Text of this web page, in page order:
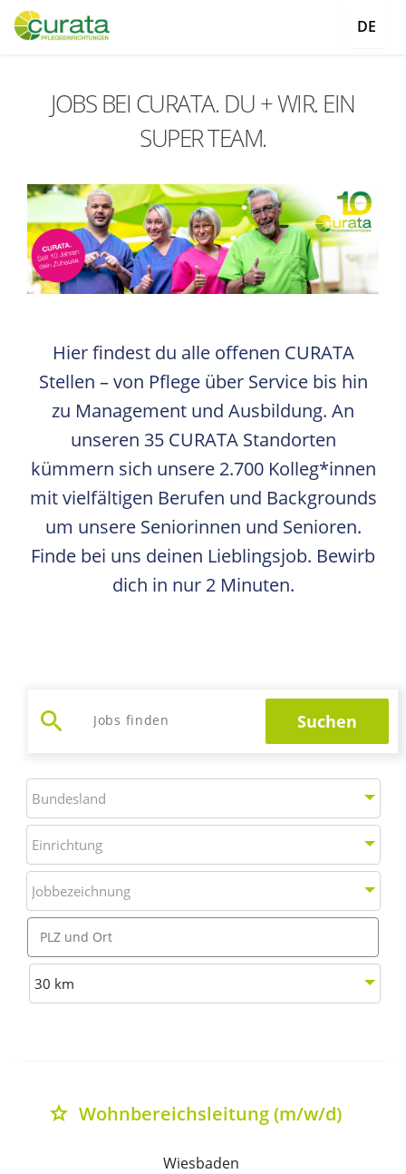
DE
JOBS BEI CURATA. DU + WIR. EIN
SUPER TEAM.
Hier findest du alle offenen CURATA
Stellen – von Pflege über Service bis hin
zu Management und Ausbildung. An
unseren 35 CURATA Standorten
kümmern sich unsere 2.700 Kolleg*innen
mit vielfältigen Berufen und Backgrounds
um unsere Seniorinnen und Senioren.
Finde bei uns deinen Lieblingsjob. Bewirb
dich in nur 2 Minuten.
search
Jobs suchen Suchen
Bundesland
Bundesland
Einrichtung
Einrichtung
Jobbezeichnung
Jobbezeichnung
Ort
Entfernung wählen
30 km
grade Wohnbereichsleitung (m/w/d)
Wiesbaden